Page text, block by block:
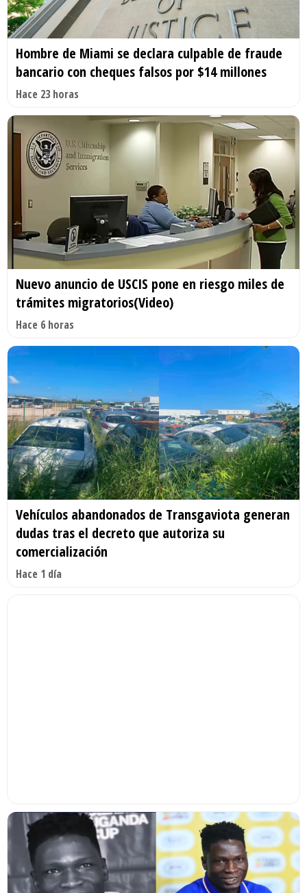
Hombre de Miami se declara culpable de fraude
bancario con cheques falsos por $14 millones
Hace 23 horas
Nuevo anuncio de USCIS pone en riesgo miles de
trámites migratorios(Video)
Hace 6 horas
Vehículos abandonados de Transgaviota generan
dudas tras el decreto que autoriza su
comercialización
Hace 1 día